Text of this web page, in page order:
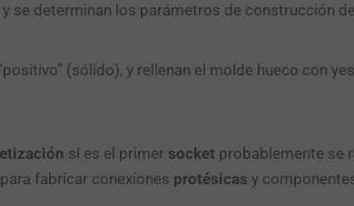
y se determinan los parámetros de construcción
(sólido), y rellenan el molde hueco con
sí es el primer socket probablemente se
fabricar conexiones protésicas y